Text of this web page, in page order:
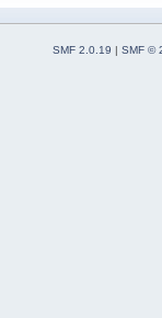
SMF 2.0.19 | SMF ©